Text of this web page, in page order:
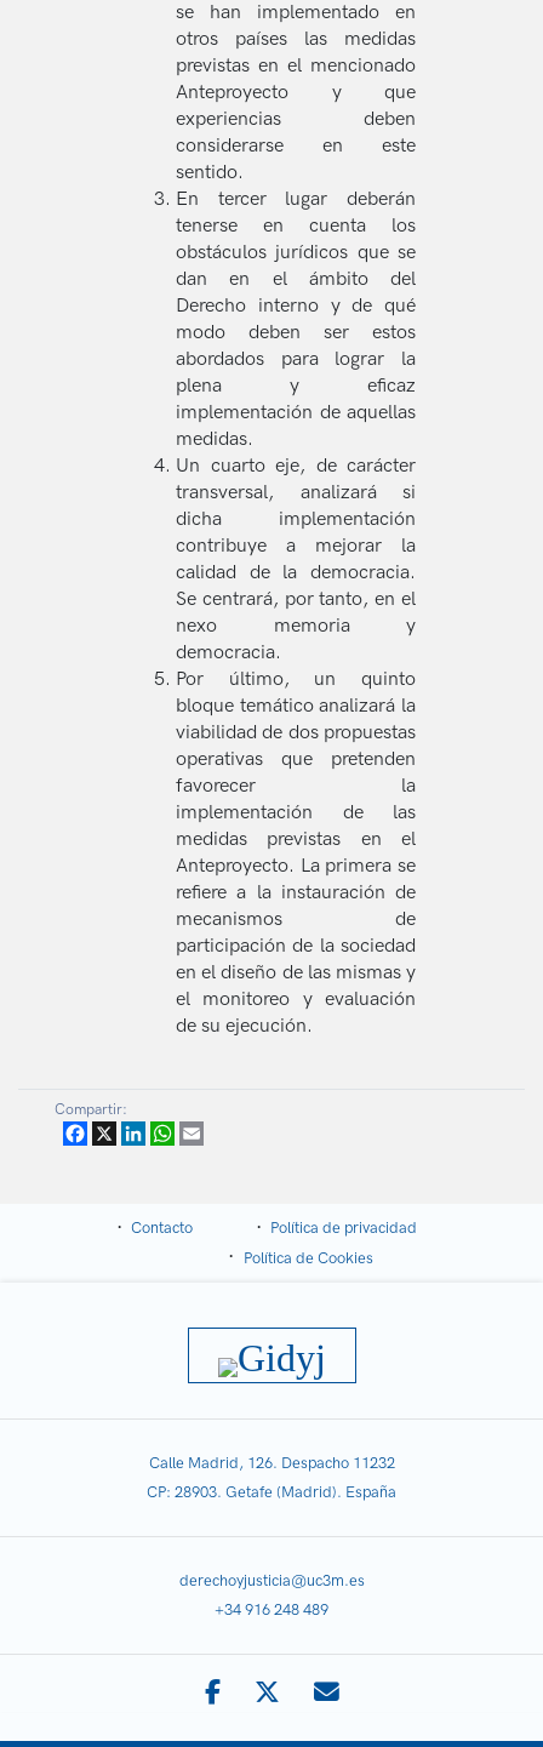
se han implementado en
otros países las medidas
previstas en el mencionado
Anteproyecto y que
experiencias deben
considerarse en este
sentido.
En tercer lugar deberán
tenerse en cuenta los
obstáculos jurídicos que se
dan en el ámbito del
Derecho interno y de qué
modo deben ser estos
abordados para lograr la
plena y eficaz
implementación de aquellas
medidas.
Un cuarto eje, de carácter
transversal, analizará si
dicha implementación
contribuye a mejorar la
calidad de la democracia.
Se centrará, por tanto, en el
nexo memoria y
democracia.
Por último, un quinto
bloque temático analizará la
viabilidad de dos propuestas
operativas que pretenden
favorecer la
implementación de las
medidas previstas en el
Anteproyecto. La primera se
refiere a la instauración de
mecanismos de
participación de la sociedad
en el diseño de las mismas y
el monitoreo y evaluación
de su ejecución.
Compartir:
Facebook
X LinkedInWhatsApp
Contacto
Política de privacidad
Política de Cookies
Calle Madrid, 126. Despacho 11232
CP: 28903. Getafe (Madrid). España
derechoyjusticia@uc3m.es
+34 916 248 489